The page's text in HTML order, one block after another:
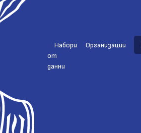
Набори
от
данни
Организации